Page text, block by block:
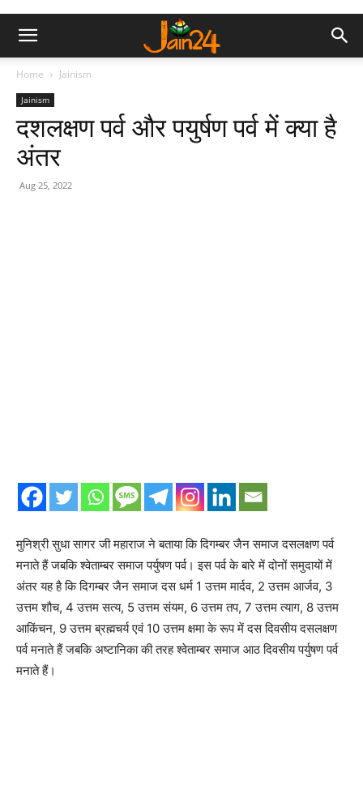
Home Jainism
Jainism
दशलक्षण पर्व और पयुर्षण पर्व में क्या है
अंतर
Aug 25, 2022
मुनिश्री सुधा सागर जी महाराज ने बताया कि दिगम्बर जैन समाज दसलक्षण पर्व
मनाते हैं जबकि श्वेताम्बर समाज पर्युषण पर्व। इस पर्व के बारे में दोनों समुदायों में
अंतर यह है कि दिगम्बर जैन समाज दस धर्म 1 उत्तम मार्दव, 2 उत्तम आर्जव, 3
उत्तम शौच, 4 उत्तम सत्य, 5 उत्तम संयम, 6 उत्तम तप, 7 उत्तम त्याग, 8 उत्तम
आकिंचन, 9 उत्तम ब्रह्मचर्य एवं 10 उत्तम क्षमा के रूप में दस दिवसीय दसलक्षण
पर्व मनाते हैं जबकि अष्टानिका की तरह श्वेताम्बर समाज आठ दिवसीय पर्युषण पर्व
मनाते हैं।